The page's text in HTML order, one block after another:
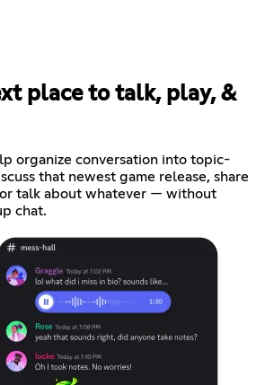
place to talk, play, &
organize conversation into topic-
that newest game release, share
talk about whatever — without
chat.